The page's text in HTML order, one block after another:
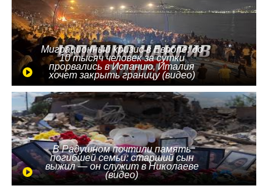
Миграционный кризис в Европе: до
10 тысяч человек за сутки
прорвались в Испанию, Италия
хочет закрыть границу (видео)
В Радушном почтили память
погибшей семьи: старший сын
выжил — он служит в Николаеве
(видео)